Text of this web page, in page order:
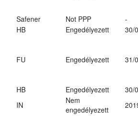
Safener Not PPP
-
HB Engedélyezett
30/
FU Engedélyezett 31/
HB Engedélyezett
30/
IN
Nem
engedélyezett